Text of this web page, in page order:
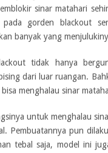
sinar matahari
gorden blackout
banyak yang
tidak hanya
dari luar ruangan.
menghalau sinar
untuk menghalau
Pembuatannya pun
tebal saja, model ini